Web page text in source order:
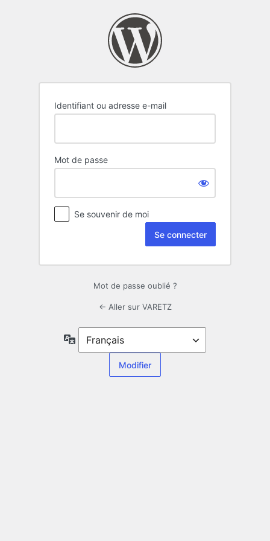
Identifiant ou adresse e-mail
Mot de passe
Se souvenir de moi
Mot de passe oublié ?
← Aller sur VARETZ
Langue